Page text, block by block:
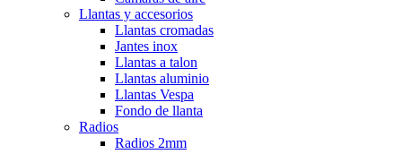
Llantas y accesorios
Llantas cromadas
Jantes inox
Llantas a talon
Llantas aluminio
Llantas Vespa
Fondo de llanta
Radios
Radios 2mm